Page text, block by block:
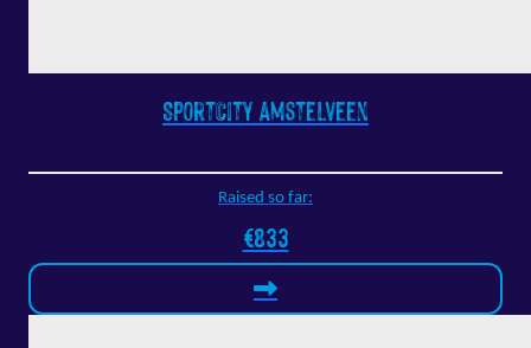
SportCity Amstelveen
Raised so far:
€833